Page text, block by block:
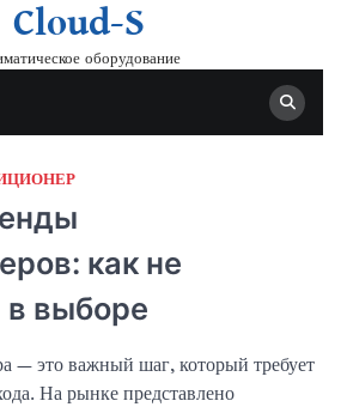
Cloud-S
оборудование
как не
в выборе
— это важный шаг, который требует
На рынке представлено